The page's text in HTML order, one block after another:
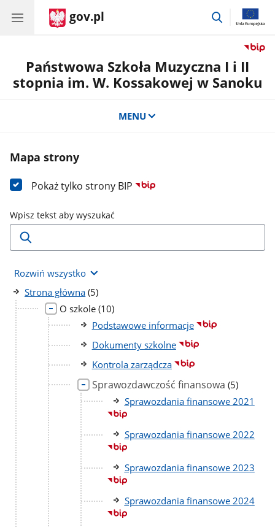
gov.pl
przejdź
Państwowa Szkoła Muzyczna I i II
stopnia im. W. Kossakowej w Sanoku
MENU
Mapa strony
Pokaż tylko strony BIP
Wpisz tekst aby wyszukać
Rozwiń wszystko
Strona główna liczba
podstron
(5)
O szkole liczba
podstron
(10)
Podstawowe informacje
Dokumenty szkolne
Kontrola zarządcza
Sprawozdawczość finansowa liczba
podstron
(5)
Sprawozdania finansowe 2021
Sprawozdania finansowe 2022
Sprawozdania finansowe 2023
Sprawozdania finansowe 2024